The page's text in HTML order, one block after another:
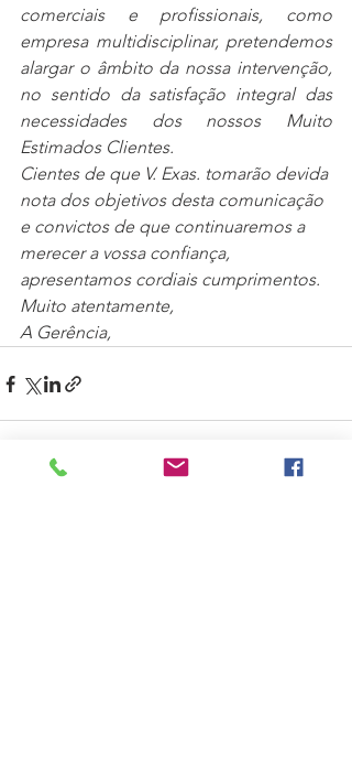
comerciais e profissionais, como
empresa multidisciplinar, pretendemos
alargar o âmbito da nossa intervenção,
no sentido da satisfação integral das
necessidades dos nossos Muito
Estimados Clientes.
Cientes de que V. Exas. tomarão devida
nota dos objetivos desta comunicação
e convictos de que continuaremos a
merecer a vossa confiança,
apresentamos cordiais cumprimentos.
Muito atentamente,
A Gerência,